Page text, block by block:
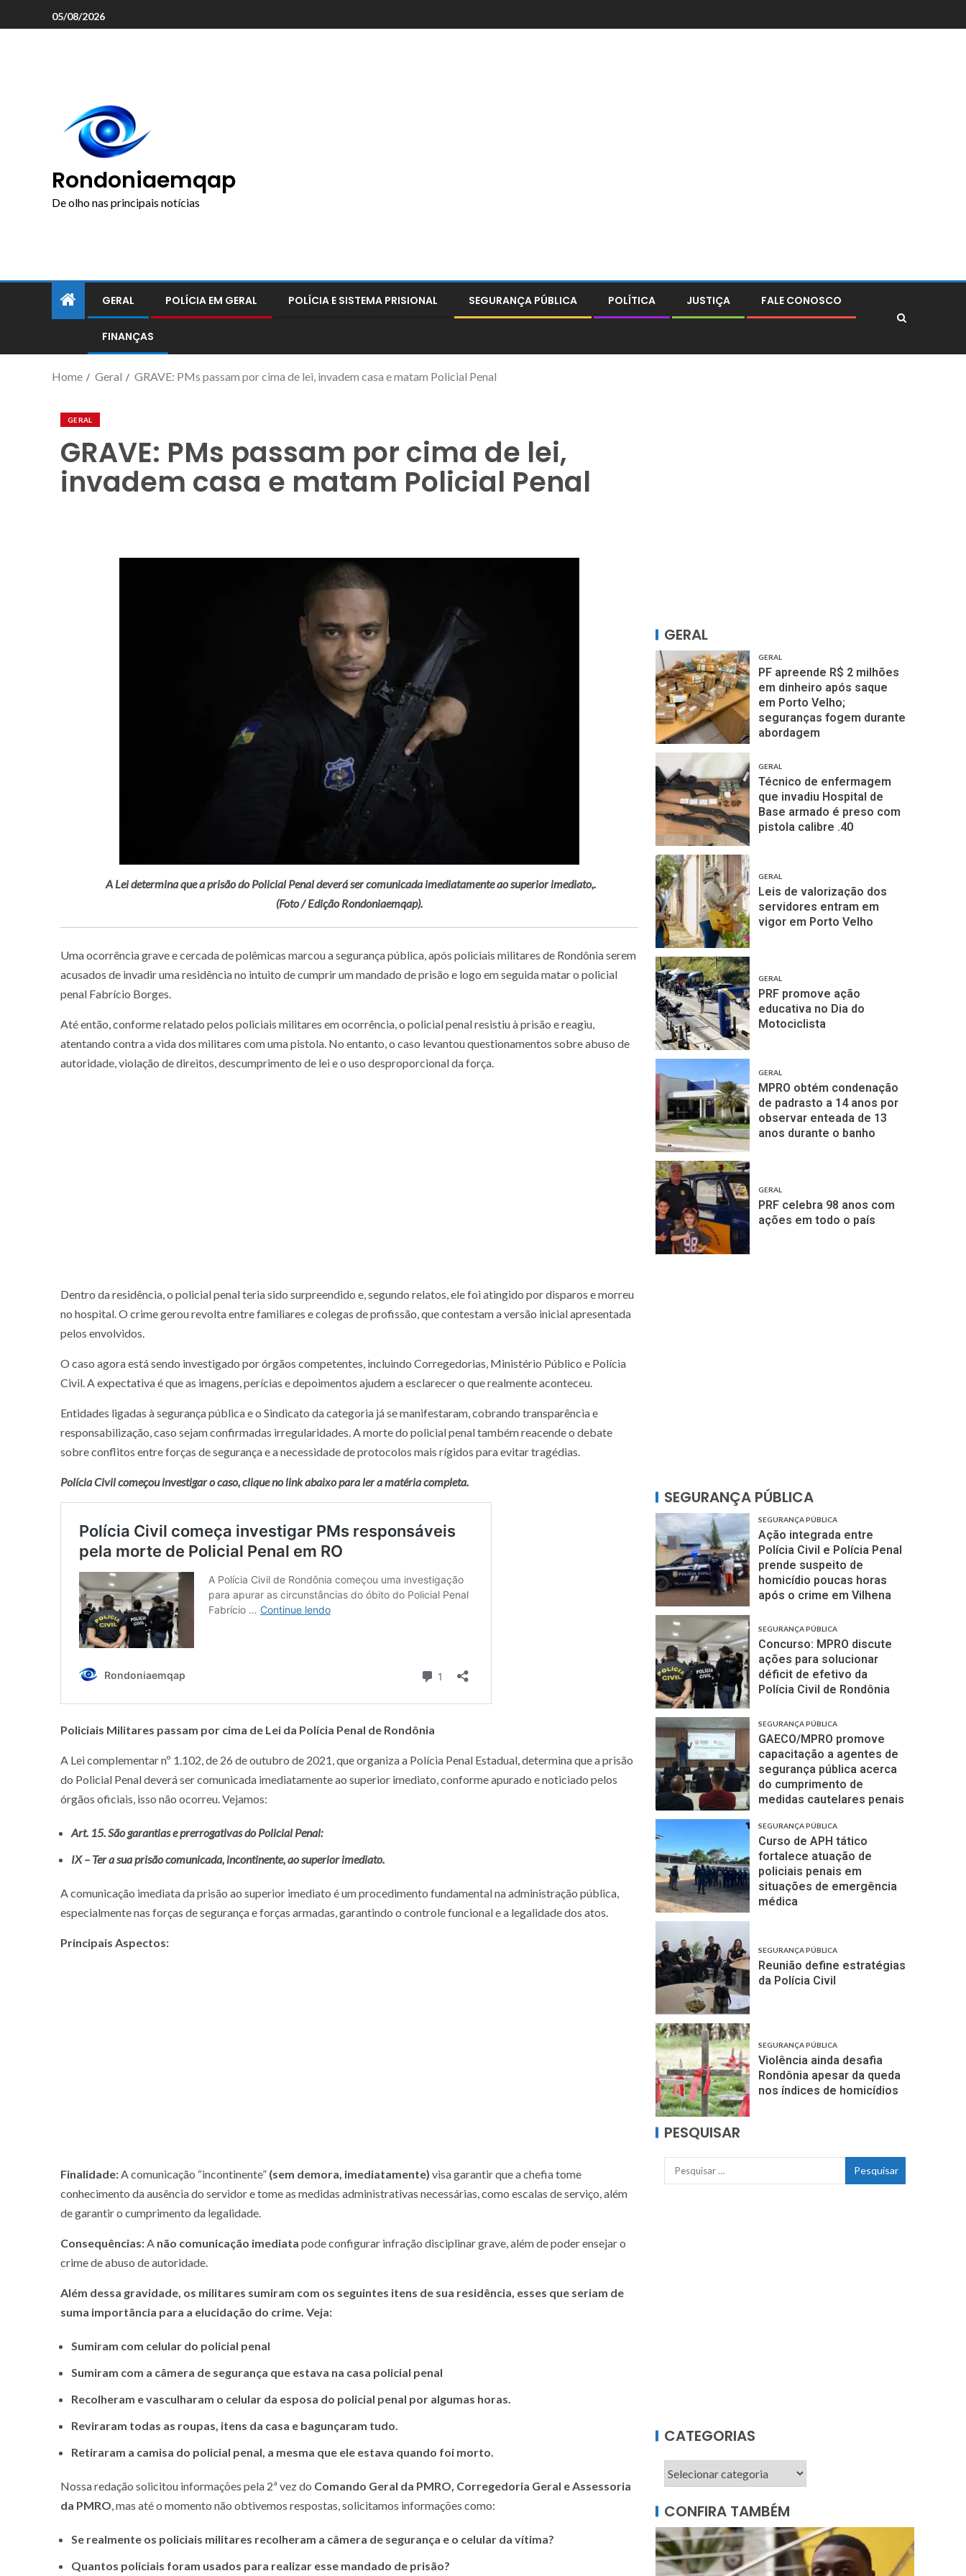
05/08/2026
Rondoniaemqap
De olho nas principais notícias
GERAL POLÍCIA EM GERAL POLÍCIA E SISTEMA PRISIONAL SEGURANÇA PÚBLICA POLÍTICA JUSTIÇA FALE CONOSCO
FINANÇAS
Home Geral GRAVE: PMs passam por cima de lei, invadem casa e matam Policial Penal
GERAL
GRAVE: PMs passam por cima de lei,
invadem casa e matam Policial Penal
A Lei determina que a prisão do Policial Penal deverá ser comunicada imediatamente ao superior imediato,.
(Foto / Edição Rondoniaemqap).
Uma ocorrência grave e cercada de polêmicas marcou a segurança pública, após policiais militares de Rondônia serem
acusados de invadir uma residência no intuito de cumprir um mandado de prisão e logo em seguida matar o policial
penal Fabrício Borges.
Até então, conforme relatado pelos policiais militares em ocorrência, o policial penal resistiu à prisão e reagiu,
atentando contra a vida dos militares com uma pistola. No entanto, o caso levantou questionamentos sobre abuso de
autoridade, violação de direitos, descumprimento de lei e o uso desproporcional da força.
Dentro da residência, o policial penal teria sido surpreendido e, segundo relatos, ele foi atingido por disparos e morreu
no hospital. O crime gerou revolta entre familiares e colegas de profissão, que contestam a versão inicial apresentada
pelos envolvidos.
O caso agora está sendo investigado por órgãos competentes, incluindo Corregedorias, Ministério Público e Polícia
Civil. A expectativa é que as imagens, perícias e depoimentos ajudem a esclarecer o que realmente aconteceu.
Entidades ligadas à segurança pública e o Sindicato da categoria já se manifestaram, cobrando transparência e
responsabilização, caso sejam confirmadas irregularidades. A morte do policial penal também reacende o debate
sobre conflitos entre forças de segurança e a necessidade de protocolos mais rígidos para evitar tragédias.
Polícia Civil começou investigar o caso, clique no link abaixo para ler a matéria completa.
Policiais Militares passam por cima de Lei da Polícia Penal de Rondônia
A Lei complementar nº 1.102, de 26 de outubro de 2021, que organiza a Polícia Penal Estadual, determina que a prisão
do Policial Penal deverá ser comunicada imediatamente ao superior imediato, conforme apurado e noticiado pelos
órgãos oficiais, isso não ocorreu. Vejamos:
Art. 15. São garantias e prerrogativas do Policial Penal:
IX – Ter a sua prisão comunicada, incontinente, ao superior imediato.
A comunicação imediata da prisão ao superior imediato é um procedimento fundamental na administração pública,
especialmente nas forças de segurança e forças armadas, garantindo o controle funcional e a legalidade dos atos.
Principais Aspectos:
Finalidade: A comunicação “incontinente” (sem demora, imediatamente) visa garantir que a chefia tome
conhecimento da ausência do servidor e tome as medidas administrativas necessárias, como escalas de serviço, além
de garantir o cumprimento da legalidade.
Consequências: A não comunicação imediata pode configurar infração disciplinar grave, além de poder ensejar o
crime de abuso de autoridade.
Além dessa gravidade, os militares sumiram com os seguintes itens de sua residência, esses que seriam de
suma importância para a elucidação do crime. Veja:
Sumiram com celular do policial penal
Sumiram com a câmera de segurança que estava na casa policial penal
Recolheram e vasculharam o celular da esposa do policial penal por algumas horas.
Reviraram todas as roupas, itens da casa e bagunçaram tudo.
Retiraram a camisa do policial penal, a mesma que ele estava quando foi morto.
Nossa redação solicitou informações pela 2ª vez do Comando Geral da PMRO, Corregedoria Geral e Assessoria
da PMRO , mas até o momento não obtivemos respostas, solicitamos informações como:
Se realmente os policiais militares recolheram a câmera de segurança e o celular da vítima?
Quantos policiais foram usados para realizar esse mandado de prisão?
GERAL
GERAL
PF apreende R$ 2 milhões
em dinheiro após saque
em Porto Velho;
seguranças fogem durante
abordagem
GERAL
Técnico de enfermagem
que invadiu Hospital de
Base armado é preso com
pistola calibre .40
GERAL
Leis de valorização dos
servidores entram em
vigor em Porto Velho
GERAL
PRF promove ação
educativa no Dia do
Motociclista
GERAL
MPRO obtém condenação
de padrasto a 14 anos por
observar enteada de 13
anos durante o banho
GERAL
PRF celebra 98 anos com
ações em todo o país
SEGURANÇA PÚBLICA
SEGURANÇA PÚBLICA
Ação integrada entre
Polícia Civil e Polícia Penal
prende suspeito de
homicídio poucas horas
após o crime em Vilhena
SEGURANÇA PÚBLICA
Concurso: MPRO discute
ações para solucionar
déficit de efetivo da
Polícia Civil de Rondônia
SEGURANÇA PÚBLICA
GAECO/MPRO promove
capacitação a agentes de
segurança pública acerca
do cumprimento de
medidas cautelares penais
SEGURANÇA PÚBLICA
Curso de APH tático
fortalece atuação de
policiais penais em
situações de emergência
médica
SEGURANÇA PÚBLICA
Reunião define estratégias
da Polícia Civil
SEGURANÇA PÚBLICA
Violência ainda desafia
Rondônia apesar da queda
nos índices de homicídios
PESQUISAR
CATEGORIAS
CONFIRA TAMBÉM